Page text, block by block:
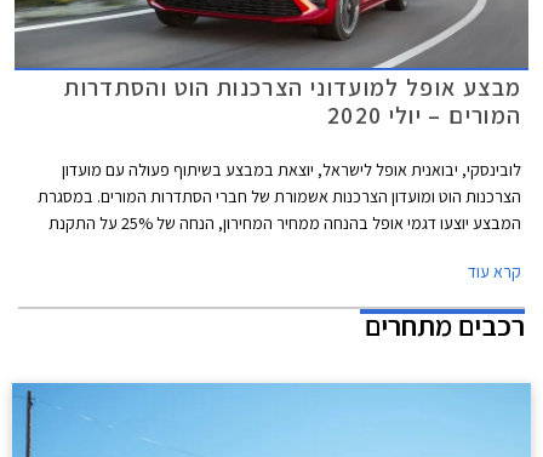
מבצע אופל למועדוני הצרכנות הוט והסתדרות
המורים – יולי 2020
לובינסקי, יבואנית אופל לישראל, יוצאת במבצע בשיתוף פעולה עם מועדון
הצרכנות הוט ומועדון הצרכנות אשמורת של חברי הסתדרות המורים. במסגרת
המבצע יוצעו דגמי אופל בהנחה ממחיר המחירון, הנחה של 25% על התקנת
וארבע שנות אחריות. המבצע יתקיים בכל אולמות התצוגה של אופל ברחבי
הארץ בין התאריכים 05.08.2020 – 05.07.2020.
קרא עוד
רכבים מתחרים